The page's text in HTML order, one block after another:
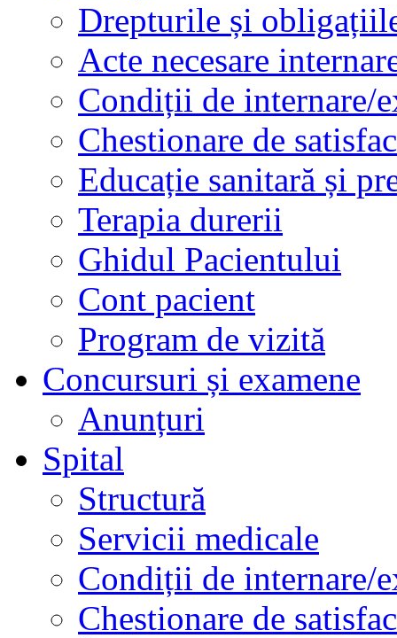
Drepturile și
Acte necesare
Condiții de internare/
Chestionare de
Educație sanitară și
Terapia durerii
Ghidul Pacientului
Cont pacient
Program de vizită
Concursuri și examene
Anunțuri
Spital
Structură
Servicii medicale
Condiții de internare/
Chestionare de